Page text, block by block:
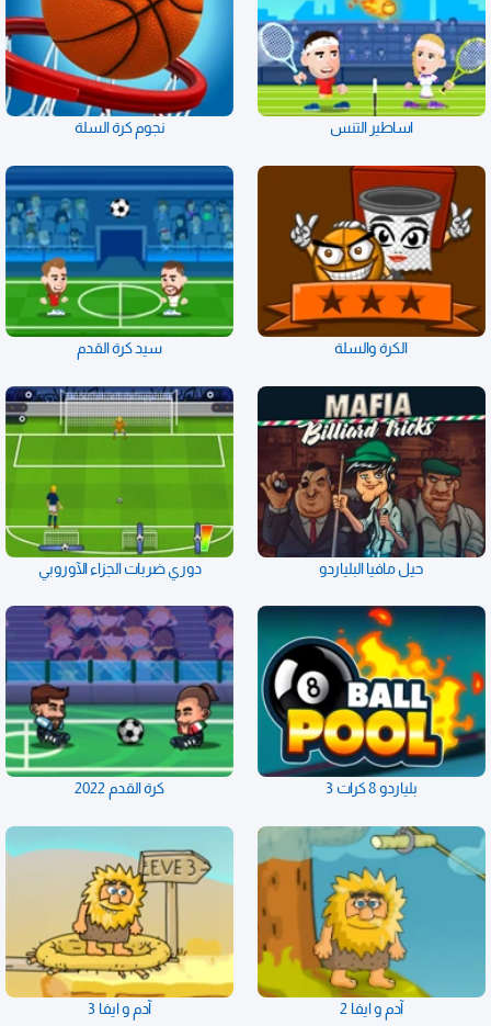
اساطير التنس نجوم كرة السلة
الكرة والسلة سيد كرة القدم
حيل مافيا البلياردو دوري ضربات الجزاء الآوروبي
بلياردو 8 كرات 3 كرة القدم 2022
آدم و ايفا 2 آدم و ايفا 3